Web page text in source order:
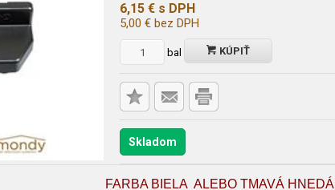
6,15 € s DPH
5,00 € bez DPH
bal KÚPIŤ
Skladom
FARBA BIELA ALEBO TMAVÁ HNEDÁ